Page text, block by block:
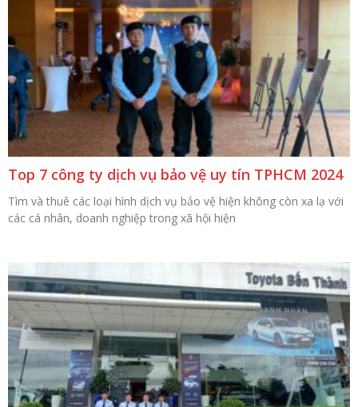
Top 7 công ty dịch vụ bảo vệ uy tín TPHCM 2024
Tìm và thuê các loại hình dịch vụ bảo vệ hiện không còn xa lạ với
các cá nhân, doanh nghiệp trong xã hội hiện